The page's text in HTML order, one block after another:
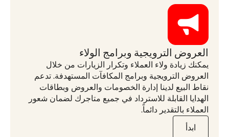
العروض الترويجية وبرامج الولاء
يمكنك زيادة ولاء العملاء وتكرار الزيارات من خلال
العروض الترويجية وبرامج المكافآت المستهدفة. تدعم
نقاط البيع لدينا إدارة الخصومات والعروض وبطاقات
الهدايا القابلة للاسترداد في جميع متاجرك لضمان شعور
العملاء بالتقدير دائماً.
ابدأ